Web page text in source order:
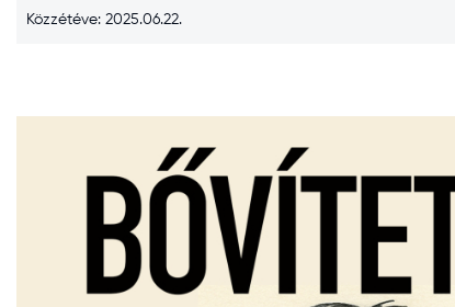
Közzétéve: 2025.06.22.